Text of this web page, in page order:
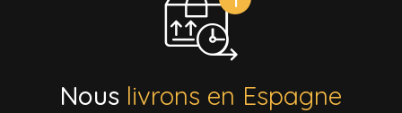
Nous livrons en Espagne